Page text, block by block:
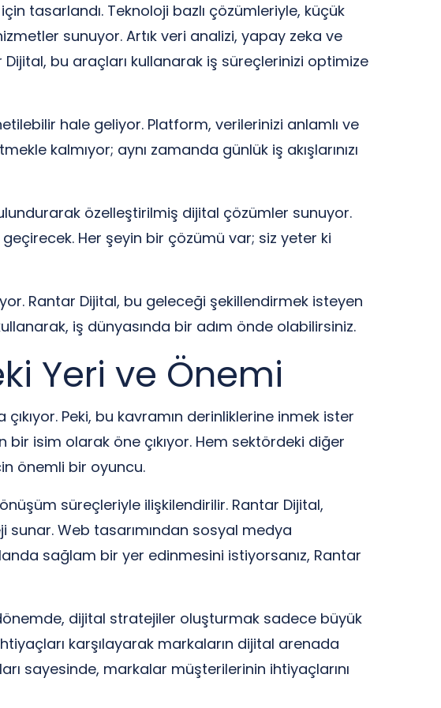
tasarlandı. Teknoloji bazlı çözümleriyle, küçük
sunuyor. Artık veri analizi, yapay zeka ve
bu araçları kullanarak iş süreçlerinizi optimize
hale geliyor. Platform, verilerinizi anlamlı ve
kalmıyor; aynı zamanda günlük iş akışlarınızı
özelleştirilmiş dijital çözümler sunuyor.
Her şeyin bir çözümü var; siz yeter ki
Rantar Dijital, bu geleceği şekillendirmek isteyen
iş dünyasında bir adım önde olabilirsiniz.
Yeri ve Önemi
Peki, bu kavramın derinliklerine inmek ister
isim olarak öne çıkıyor. Hem sektördeki diğer
önemli bir oyuncu.
süreçleriyle ilişkilendirilir. Rantar Dijital,
sunar. Web tasarımından sosyal medya
sağlam bir yer edinmesini istiyorsanız, Rantar
dijital stratejiler oluşturmak sadece büyük
karşılayarak markaların dijital arenada
sayesinde, markalar müşterilerinin ihtiyaçlarını